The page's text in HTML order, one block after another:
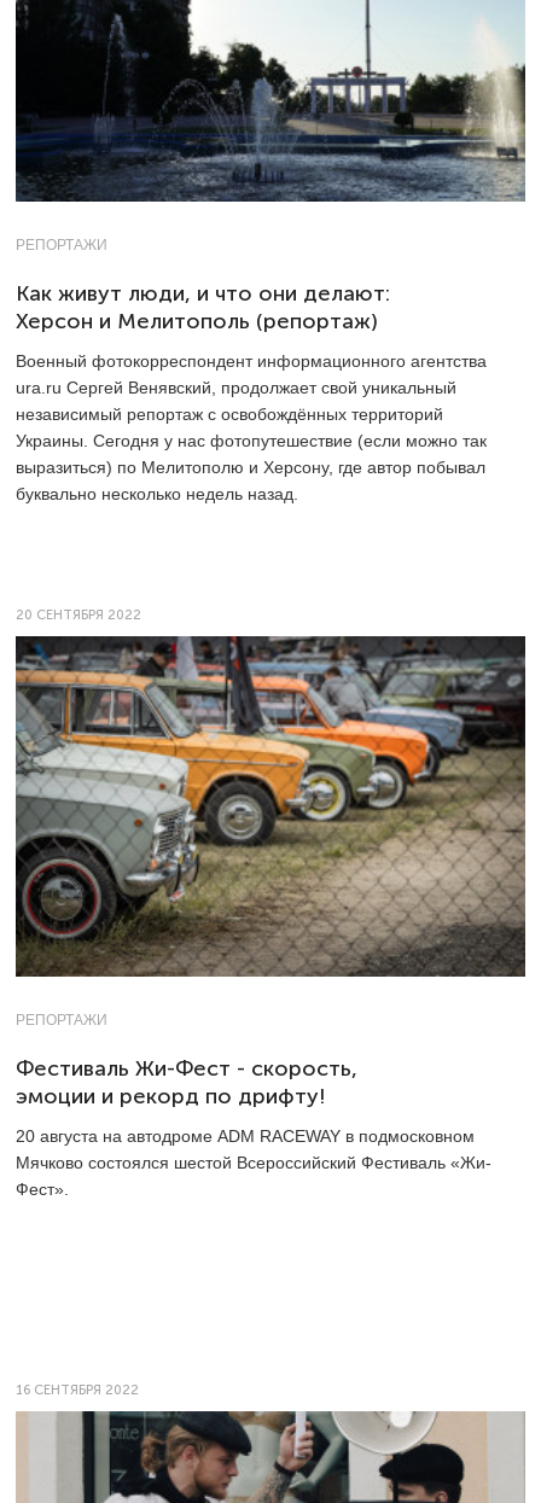
РЕПОРТАЖИ
Как живут люди, и что они делают:
Херсон и Мелитополь (репортаж)
Военный фотокорреспондент информационного агентства
ura.ru Сергей Венявский, продолжает свой уникальный
независимый репортаж с освобождённых территорий
Украины. Сегодня у нас фотопутешествие (если можно так
выразиться) по Мелитополю и Херсону, где автор побывал
буквально несколько недель назад.
20 СЕНТЯБРЯ 2022
РЕПОРТАЖИ
Фестиваль Жи-Фест - скорость,
эмоции и рекорд по дрифту!
20 августа на автодроме ADM RACEWAY в подмосковном
Мячково состоялся шестой Всероссийский Фестиваль «Жи-
Фест».
16 СЕНТЯБРЯ 2022